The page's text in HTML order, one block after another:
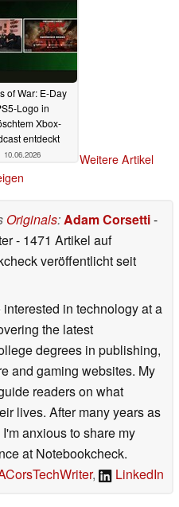
of War: E-Day
Logo in
Xbox-
entdeckt
10.06.2026
Weitere Artikel
Originals:Adam Corsetti-
- 1471 Artikel auf
veröffentlichtseit
interested in technology at a
the latest
degrees in publishing,
and gaming websites. My
readers on what
lives. After many years as
anxious to share my
at Notebookcheck.
, LinkedIn